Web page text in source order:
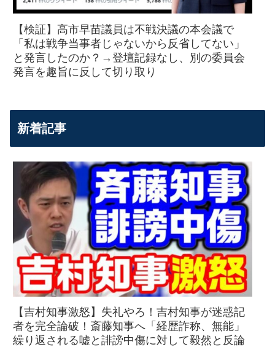
【検証】高市早苗議員は不戦決議の本会議で
「私は戦争当事者じゃないから反省してない」
と発言したのか？→登壇記録なし、別の委員会
発言を趣旨に反して切り取り
新着記事
【吉村知事激怒】失礼やろ！吉村知事が迷惑記
者を完全論破！斎藤知事へ「経歴詐称、無能」
繰り返される嘘と誹謗中傷に対して毅然と反論